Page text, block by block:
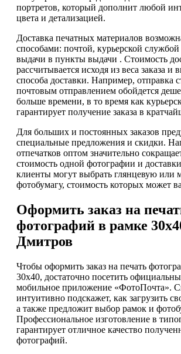
портретов, который дополнит любой
цвета и детализацией.
Доставка печатных материалов
способами: почтой, курьерской
выдачи в пункты выдачи . Стоимость
рассчитывается исходя из веса заказа и
способа доставки. Например, отправка
почтовым отправлением обойдется
больше времени, в то время как
гарантирует получение заказа в
Для больших и постоянных заказов
специальные предложения и скидки.
отпечатков оптом значительно
стоимость одной фотографии и
клиенты могут выбрать глянцевую или
фотобумагу, стоимость которых может
Оформить заказ на
фотографий в рамке
Дмитров
Чтобы оформить заказ на печать
30х40, достаточно посетить
мобильное приложение «ФотоПочта».
интуитивно подскажет, как загрузить
а также предложит выбор рамок и
Профессиональное изготовление в
гарантирует отличное качество
фотографий.